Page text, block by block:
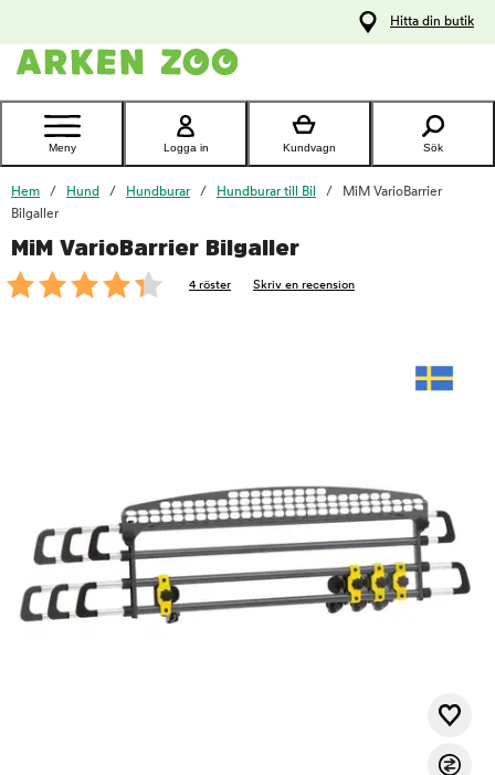
Kontakta
Hitta din butik
Meny Logga in Kundvagn Sök
Hem Hund Hundburar Hundburar till Bil
MiM VarioBarrier
Bilgaller
MiM VarioBarrier Bilgaller
4 röster Skriv en recension
foo